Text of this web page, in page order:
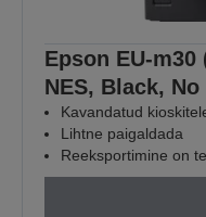
Epson EU-m30
NES, Black,
Kavandatud
Lihtne paigaldada
Reeksportimine on